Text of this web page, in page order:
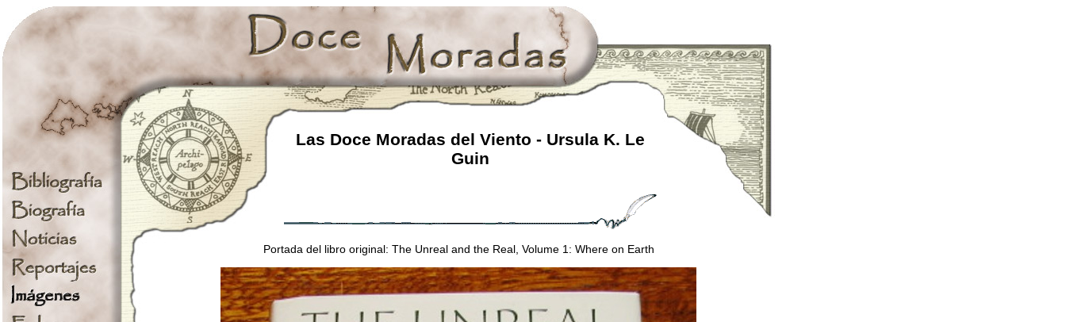
Las Doce Moradas del Viento - Ursula K. Le
Guin
Portada del libro original: The Unreal and the Real, Volume 1: Where on Earth